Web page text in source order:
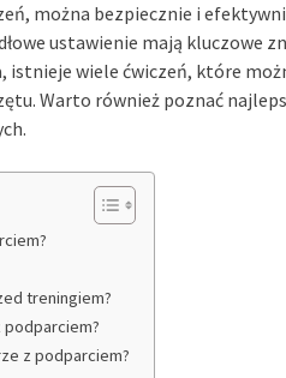
można bezpiecznie i
ustawienie mają kluczowe
istnieje wiele ćwiczeń, które
Warto również poznać
treningiem?
podparciem?
z podparciem?